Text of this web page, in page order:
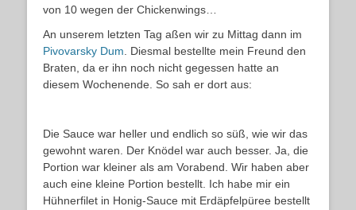
von 10 wegen der Chickenwings…
An unserem letzten Tag aßen wir zu Mittag dann im
Pivovarsky Dum . Diesmal bestellte mein Freund den
Braten, da er ihn noch nicht gegessen hatte an
diesem Wochenende. So sah er dort aus:
Die Sauce war heller und endlich so süß, wie wir das
gewohnt waren. Der Knödel war auch besser. Ja, die
Portion war kleiner als am Vorabend. Wir haben aber
auch eine kleine Portion bestellt. Ich habe mir ein
Hühnerfilet in Honig-Sauce mit Erdäpfelpüree bestellt